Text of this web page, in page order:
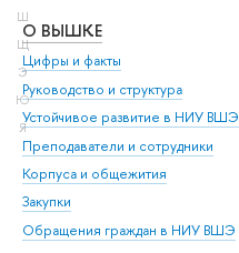
Ш
Щ
Э
Ю
Я
О ВЫШКЕ
Цифры и факты
Руководство и структура
Устойчивое развитие в НИУ ВШЭ
Преподаватели и сотрудники
Корпуса и общежития
Закупки
Обращения граждан в НИУ ВШЭ